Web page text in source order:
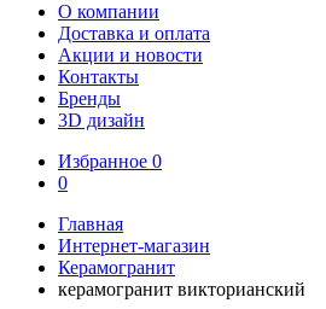
О компании
Доставка и оплата
Акции и новости
Контакты
Бренды
3D дизайн
Избранное 0
0
Главная
Интернет-магазин
Керамогранит
керамогранит викторианский